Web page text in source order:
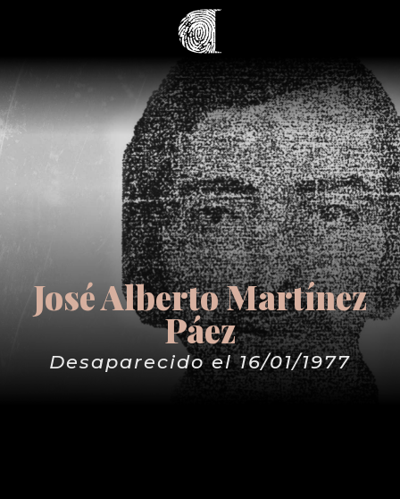
José Alberto Martínez
Páez
Desaparecido el 16/01/1977